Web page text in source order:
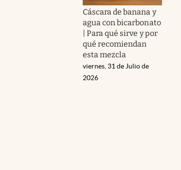
Cáscara de banana y
agua con bicarbonato
| Para qué sirve y por
qué recomiendan
esta mezcla
viernes, 31 de Julio de
2026